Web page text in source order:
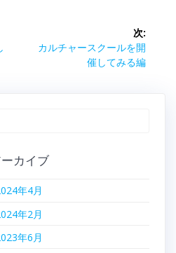
次:
次
カルチャースクールを開
催してみる編
カイブ
年4月
年2月
年6月